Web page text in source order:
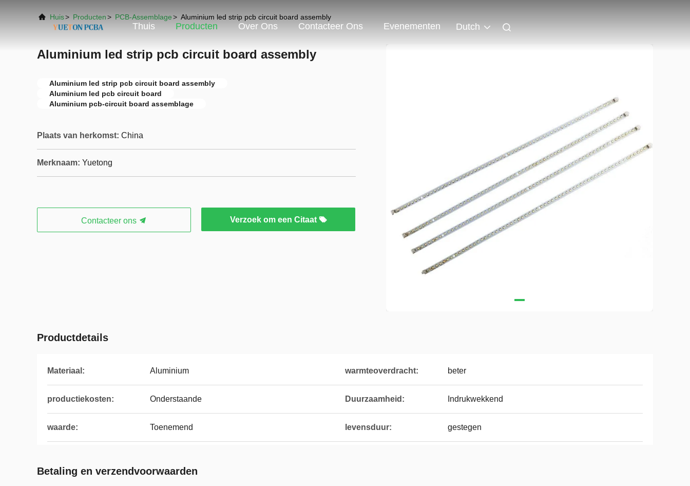
Thuis Producten Over Ons Contacteer Ons Evenementen Dutch
Huis> Producten> PCB-Assemblage> Aluminium led strip pcb circuit board assembly
Aluminium led strip pcb circuit board assembly
Aluminium led strip pcb circuit board assembly
Aluminium led pcb circuit board
Aluminium pcb-circuit board assemblage
Plaats van herkomst: China
Merknaam: Yuetong
Contacteer ons Verzoek om een Citaat
Productdetails
Materiaal: Aluminium warmteoverdracht: beter
productiekosten: Onderstaande Duurzaamheid: Indrukwekkend
waarde: Toenemend levensduur: gestegen
Betaling en verzendvoorwaarden